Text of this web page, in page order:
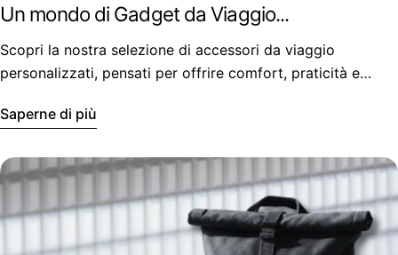
Un mondo di Gadget da Viaggio...
Scopri la nostra selezione di accessori da viaggio
personalizzati, pensati per offrire comfort, praticità e
Saperne di più